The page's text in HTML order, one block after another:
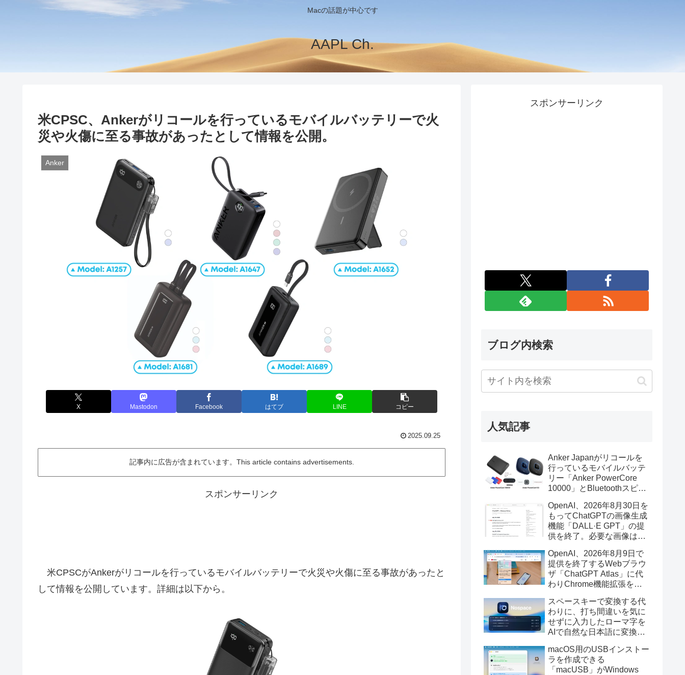
Macの話題が中心です
AAPL Ch.
米CPSC、Ankerがリコールを行っているモバイルバッテリーで火
災や火傷に至る事故があったとして情報を公開。
Anker
X Mastodon Facebook はてブ LINE コピー
2025.09.25
記事内に広告が含まれています。This article contains advertisements.
スポンサーリンク
米CPSCがAnkerがリコールを行っているモバイルバッテリーで火災や火傷に至る事故があったと
して情報を公開しています。詳細は以下から。
スポンサーリンク
ブログ内検索
人気記事
Anker Japanがリコールを
行っているモバイルバッテ
リー「Anker PowerCore
10000」とBluetoothスピー
辺を焼損する火災が6月に3
件発生していたそうなので
注意を。
OpenAI、2026年8月30日を
もってChatGPTの画像生成
機能「DALL·E GPT」の提
供を終了。必要な画像は期
OpenAI、2026年8月9日で
提供を終了するWebブラウ
ザ「ChatGPT Atlas」に代
わりChrome機能拡張をア
画の質問やAsk ChatGPT機
能を追加。
スペースキーで変換する代
わりに、打ち間違いを気に
せずに入力したローマ字を
AIで自然な日本語に変換し
力アプリ「Nospace」がリ
リース。
macOS用のUSBインストー
ラを作成できる
「macUSB」がWindows